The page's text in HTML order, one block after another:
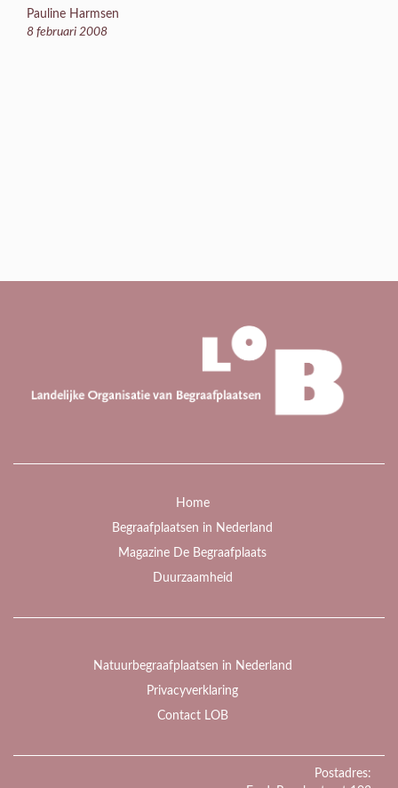
Pauline Harmsen
8 februari 2008
Home
Begraafplaatsen in Nederland
Magazine De Begraafplaats
Duurzaamheid
Natuurbegraafplaatsen in Nederland
Privacyverklaring
Contact LOB
Postadres: